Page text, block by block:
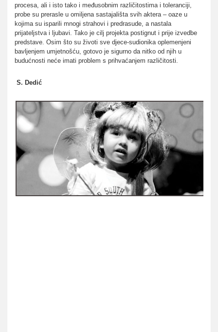
procesa, ali i isto tako i međusobnim različitostima i toleranciji,
probe su prerasle u omiljena sastajališta svih aktera – oaze u
kojima su isparili mnogi strahovi i predrasude, a nastala
prijateljstva i ljubavi. Tako je cilj projekta postignut i prije izvedbe
predstave. Osim što su životi sve djece-sudionika oplemenjeni
bavljenjem umjetnošću, gotovo je sigurno da nitko od njih u
budućnosti neće imati problem s prihvaćanjem različitosti.
S. Dedić